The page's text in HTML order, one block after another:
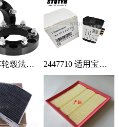
锻造汽车轮毂法兰盘加宽偏距垫片适用丰田霸道普拉多黑色阳极氧化 1只 2447710 适用宝马蓄电池紧急电池 84102447710 84109361678 1个